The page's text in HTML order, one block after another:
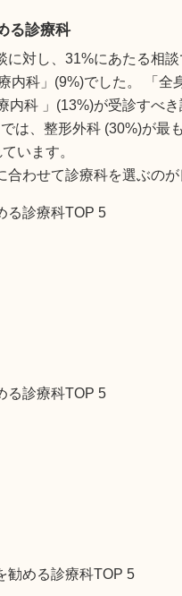
る診療科
に対し、31%にあたる相
内科」(9%)でした。 「全
内科 」(13%)が受診すべ
は、整形外科 (30%)が最
います。
わせて診療科を選ぶのが
る診療科TOP 5
る診療科TOP 5
勧める診療科TOP 5
「患者様の
状を正確に
高い心の通
を提供する
を掲げまし
の提供、こ
変わってい